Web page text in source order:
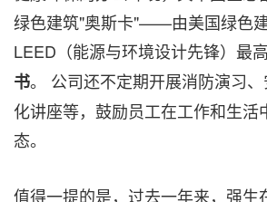
绿色建筑"奥斯卡"——由美国绿色
LEED（能源与环境设计先锋）最
书。 公司还不定期开展消防演习
化讲座等，鼓励员工在工作和生活
态。
值得一提的是，过去一年来，强生